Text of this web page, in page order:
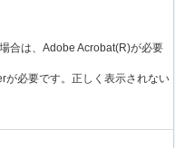
合は、Adobe Acrobat(R)が必要
が必要です。正しく表示されない